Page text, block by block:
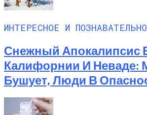
ИНТЕРЕСНОЕ И
Снежный Апокалипсис
Калифорнии И Неваде:
Бушует, Люди В